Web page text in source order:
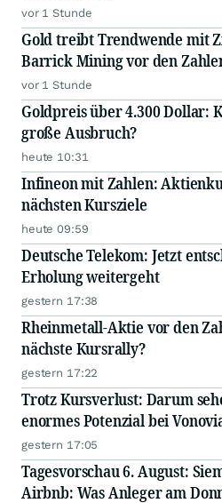
vor 1 Stunde
Gold treibt Trendwende mit
Barrick Mining vor den
vor 1 Stunde
Goldpreis über 4.300 Dollar:
große Ausbruch?
heute 10:31
Infineon mit Zahlen:
nächsten Kursziele
heute 09:59
Deutsche Telekom: Jetzt
Erholung weitergeht
gestern 17:38
Rheinmetall-Aktie vor den
nächste Kursrally?
gestern 17:22
Trotz Kursverlust: Darum
enormes Potenzial bei
gestern 17:05
Tagesvorschau 6. August:
Airbnb: Was Anleger am